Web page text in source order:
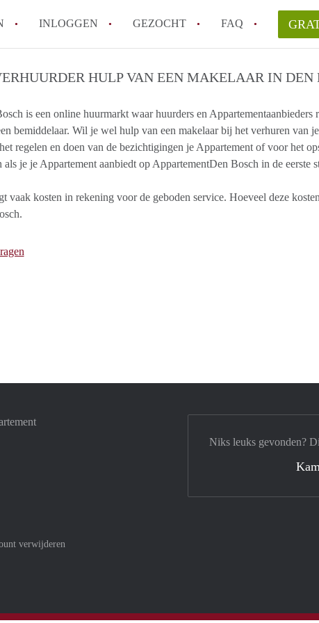
INLOGGEN GEZOCHT FAQ
Wat is AppartementDenBosch?
Hoeveel kost het om te reageren op een Appartement in
Wat is de privacyverklaring van
Berekent AppartementDenBosch
HULP VAN EEN MAKELAAR IN DEN
is een online huurmarkt waar huurders en Appartementaanbieders
bemiddelaar. Wil je wel hulp van een makelaar bij het verhuren van
regelen en doen van de bezichtigingen je Appartement of voor het
als je je Appartement aanbiedt op AppartementDen Bosch in de eerste
vaak kosten in rekening voor de geboden service. Hoeveel deze
verwijderen
af met Meastro
Niks leuks gevonden?